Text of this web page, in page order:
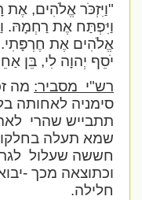
"וַיִּזְכֹּר אֱלֹהִים, אֶת
וַיִּפְתַּח אֶת רַחְמָהּ.
אֱלֹהִים אֶת חֶרְפָּתִי.
יֹסֵף יְהוָה לִי, בֵּן אַחֵר
רש"י מסביר:מה
סימניה לאחותה
תתבייש שהרי לאה
שמא תעלה בחלקו
חששה שעלול
וכתוצאה מכך -
חלילה.